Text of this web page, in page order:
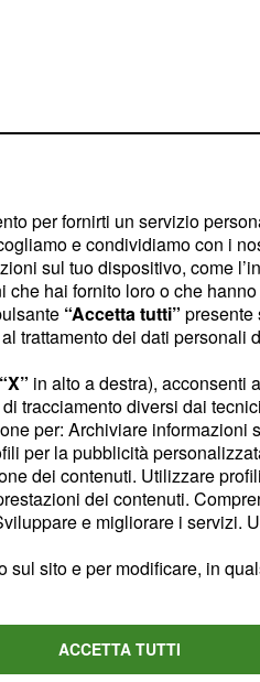
porterà
amici
Non
e
astrale
alcuna
per fornirti un servizio
e condividiamo con i
sul tuo dispositivo, come
hai fornito loro o che
“Accetta tutti” presente
trattamento dei dati personali
“X” in alto a destra), acconsenti
tracciamento diversi dai
per: Archiviare
per la pubblicità
dei contenuti. Utilizzare
dei contenuti.
e migliorare i servizi.
sito e per modificare, in
ACCETTA TUTTI